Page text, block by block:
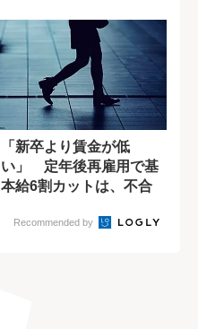
「新卒より賃金が低
い」 定年後再雇用で基
本給6割カットは、不合
Recommended by